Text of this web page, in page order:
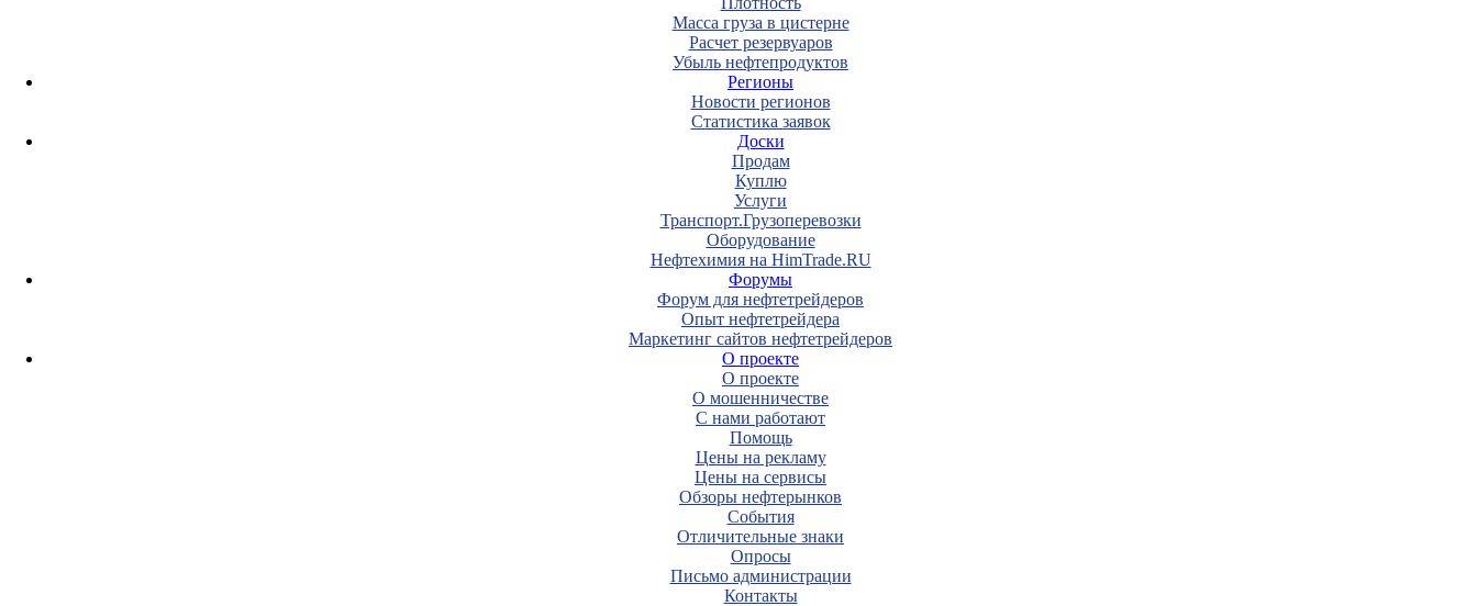
Масса груза в цистерне
Расчет резервуаров
Убыль нефтепродуктов
Регионы
Новости регионов
Статистика заявок
Доски
Продам
Куплю
Услуги
Транспорт.Грузоперевозки
Оборудование
Нефтехимия на HimTrade.RU
Форумы
Форум для нефтетрейдеров
Опыт нефтетрейдера
Маркетинг сайтов нефтетрейдеров
О проекте
О проекте
О мошенничестве
С нами работают
Помощь
Цены на рекламу
Цены на сервисы
Обзоры нефтерынков
События
Отличительные знаки
Опросы
Письмо администрации
Контакты